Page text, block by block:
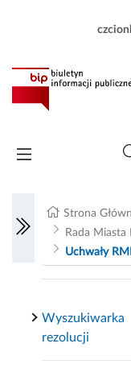
Strona
Rada
Uchwały
Wyszukiwarka
rezolucji